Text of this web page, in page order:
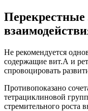
Перекрестные
Не рекомендуется
содержащие вит.А и
спровоцировать
Противопоказано
тетрациклиновой
стремительного роста